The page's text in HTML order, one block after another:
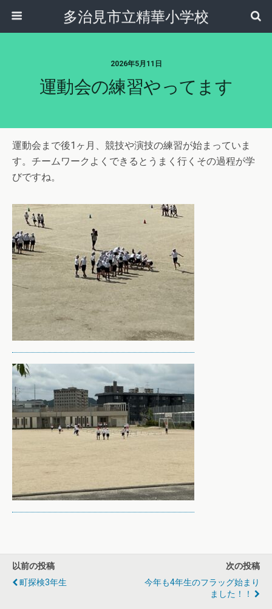
多治見市立精華小学校
2026年5月11日
運動会の練習やってます
運動会まで後1ヶ月、競技や演技の練習が始まっていま
す。チームワークよくできるとうまく行くその過程が学
びですね。
以前の投稿
町探検3年生
次の投稿
今年も4年生のフラッグ始まり
ました！！